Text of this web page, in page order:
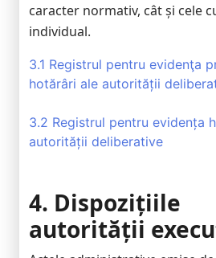
caracter normativ, cât și cele
individual.
3.1 Registrul pentru evidenţa
hotărâri ale autorității
3.2 Registrul pentru evidența
autorității deliberative
4. Dispozițiile
autorității